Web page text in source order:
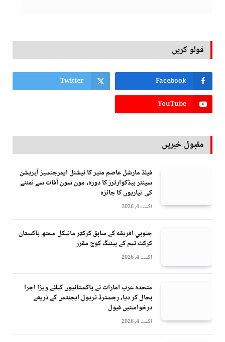
فولو کریں
Facebook
Twitter
YouTube
مقبول خبریں
فیلڈ مارشل عاصم منیر کا نیشنل ایمرجنسیز آپریشن
سینٹر ہیڈکوارٹرز کا دورہ، مون سون آفات سے نمٹنے
کی تیاریوں کا جائزہ
اگست 4, 2026
جنوبي افريقه کے سابق کرکټر مائیکل سمتھ پاکستان
کرکٹ ٹیم کے بیٹنگ کوچ مقرر
اگست 4, 2026
متحدہ عرب امارات نے پاکستانیوں کیلئے ویزا اجرا
بحال کر دیا، رجسٹرڈ ٹریول ایجنٹس کے ذریعے
درخواستیں قبول
اگست 4, 2026